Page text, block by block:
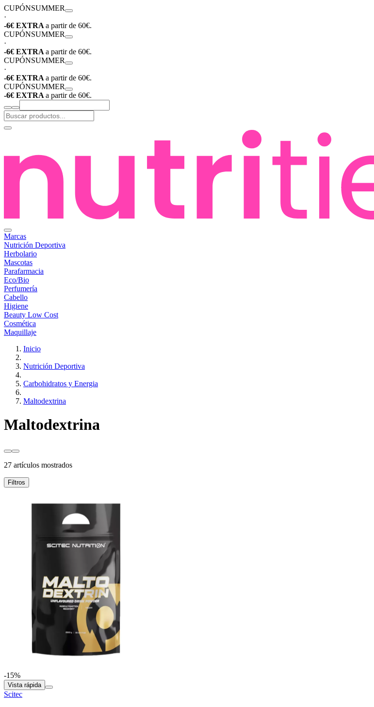
CUPÓNSUMMER
·
-6€ EXTRA a partir de 60€.
CUPÓNSUMMER
·
-6€ EXTRA a partir de 60€.
CUPÓNSUMMER
·
-6€ EXTRA a partir de 60€.
CUPÓNSUMMER
-6€ EXTRA a partir de 60€.
Marcas
Nutrición Deportiva
Herbolario
Mascotas
Parafarmacia
Eco/Bio
Perfumería
Cabello
Higiene
Beauty Low Cost
Cosmética
Maquillaje
Inicio
Nutrición Deportiva
Carbohidratos y Energia
Maltodextrina
Maltodextrina
27 artículos mostrados
Filtros
-15%
Vista rápida
Scitec